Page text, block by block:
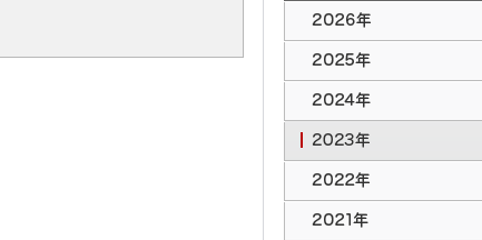
2026年のトピックス
2025年のトピックス
2024年のトピックス
2023年のトピックス
2022年のトピックス